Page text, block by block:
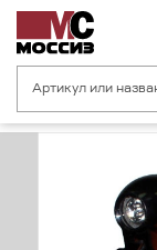
Главная страница